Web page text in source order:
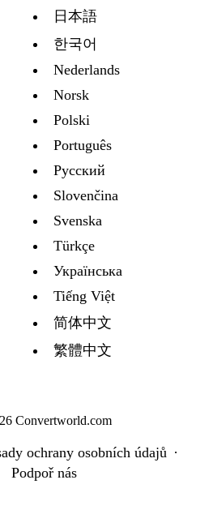
日本語
한국어
Nederlands
Norsk
Polski
Português
Русский
Slovenčina
Svenska
Türkçe
Украïнська
Tiếng Việt
简体中文
繁體中文
Convertworld.com
ochrany osobních údajů
Podpoř nás